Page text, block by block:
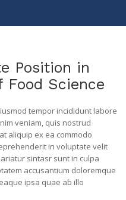
Position in
Science
tempor incididunt labore
veniam, quis nostrud
aliquip ex ea commodo
in voluptate velit
sintasr sunt in culpa
accusantium doloremque
ipsa quae ab illo